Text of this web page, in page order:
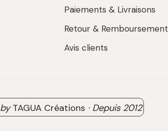
Paiements & Livraisons
Retour & Remboursement
Avis clients
byTAGUA Créations · Depuis2012